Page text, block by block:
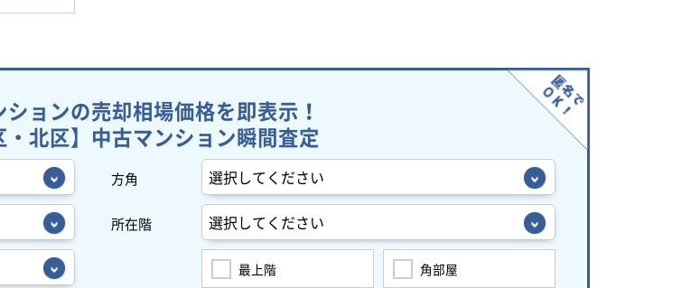
ションの売却相場価格を即表示！
・北区】中古マンション瞬間査定
方角
所在階
最上階 角部屋